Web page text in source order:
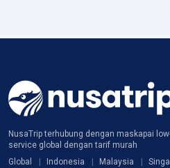
NusaTrip terhubung dengan maskapai
service global dengan tarif murah
Global
Indonesia Malaysia